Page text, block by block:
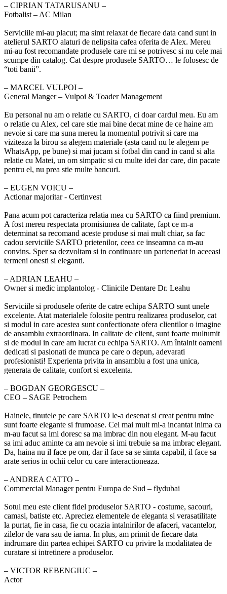
‒ CIPRIAN TATARUSANU –
Fotbalist – AC Milan
Serviciile mi-au placut; ma simt relaxat de fiecare data cand sunt in
atelierul SARTO alaturi de nelipsita cafea oferita de Alex. Mereu
mi-au fost recomandate produsele care mi se potrivesc si nu cele mai
scumpe din catalog. Cat despre produsele SARTO… le folosesc de
“toti banii”.
‒ MARCEL VULPOI –
General Manger – Vulpoi & Toader Management
Eu personal nu am o relatie cu SARTO, ci doar cardul meu. Eu am
o relatie cu Alex, cel care stie mai bine decat mine de ce haine am
nevoie si care ma suna mereu la momentul potrivit si care ma
viziteaza la birou sa alegem materiale (asta cand nu le alegem pe
WhatsApp, pe bune) si mai jucam si fotbal din cand in cand si alta
relatie cu Matei, un om simpatic si cu multe idei dar care, din pacate
pentru el, nu prea stie multe bancuri.
‒ EUGEN VOICU –
Actionar majoritar - Certinvest
Pana acum pot caracteriza relatia mea cu SARTO ca fiind premium.
A fost mereu respectata promisiunea de calitate, fapt ce m-a
determinat sa recomand aceste produse si mai mult chiar, sa fac
cadou serviciile SARTO prietenilor, ceea ce inseamna ca m-au
convins. Sper sa dezvoltam si in continuare un parteneriat in aceeasi
termeni onesti si eleganti.
‒ ADRIAN LEAHU –
Owner si medic implantolog - Clinicile Dentare Dr. Leahu
Serviciile si produsele oferite de catre echipa SARTO sunt unele
excelente. Atat materialele folosite pentru realizarea produselor, cat
si modul in care acestea sunt confectionate ofera clientilor o imagine
de ansamblu extraordinara. In calitate de client, sunt foarte multumit
si de modul in care am lucrat cu echipa SARTO. Am întalnit oameni
dedicati si pasionati de munca pe care o depun, adevarati
profesionisti! Experienta privita in ansamblu a fost una unica,
generata de calitate, confort si excelenta.
‒ BOGDAN GEORGESCU –
CEO – SAGE Petrochem
Hainele, tinutele pe care SARTO le-a desenat si creat pentru mine
sunt foarte elegante si frumoase. Cel mai mult mi-a incantat inima ca
m-au facut sa imi doresc sa ma imbrac din nou elegant. M-au facut
sa imi aduc aminte ca am nevoie si imi trebuie sa ma imbrac elegant.
Da, haina nu il face pe om, dar il face sa se simta capabil, il face sa
arate serios in ochii celor cu care interactioneaza.
‒ ANDREA CATTO –
Commercial Manager pentru Europa de Sud – flydubai
Sotul meu este client fidel produselor SARTO - costume, sacouri,
camasi, batiste etc. Apreciez elementele de eleganta si verasatilitate
la purtat, fie in casa, fie cu ocazia intalnirilor de afaceri, vacantelor,
zilelor de vara sau de iarna. In plus, am primit de fiecare data
indrumare din partea echipei SARTO cu privire la modalitatea de
curatare si intretinere a produselor.
‒ VICTOR REBENGIUC –
Actor